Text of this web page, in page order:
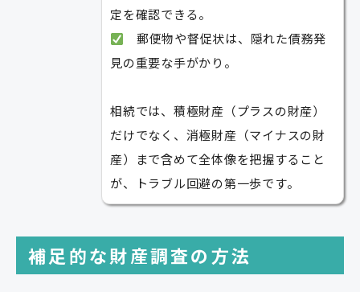
定を確認できる。
郵便物や督促状は、隠れた債務発
見の重要な手がかり。
相続では、積極財産（プラスの財産）
だけでなく、消極財産（マイナスの財
産）まで含めて全体像を把握すること
が、トラブル回避の第一歩です。
補足的な財産調査の方法